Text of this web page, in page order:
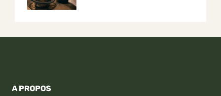
A PROPOS